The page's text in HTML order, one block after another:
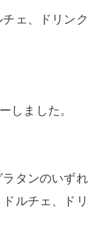
ェ、ドリンク
しました。
タンのいずれ
ルチェ、ドリ